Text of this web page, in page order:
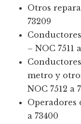
Otros
73209
– NOC 7511
metro y
NOC 7512 a
Operadores
a 73400